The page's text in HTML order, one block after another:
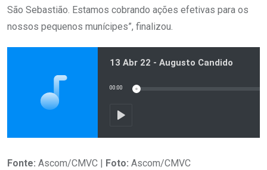
São Sebastião. Estamos cobrando ações efetivas para os
nossos pequenos munícipes”, finalizou.
Fonte: Ascom/CMVC | Foto: Ascom/CMVC